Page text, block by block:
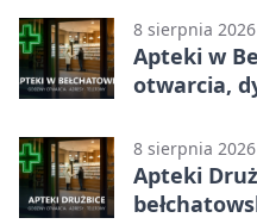
8 sierpnia 2026
Apteki w
otwarcia,
8 sierpnia 2026
Apteki